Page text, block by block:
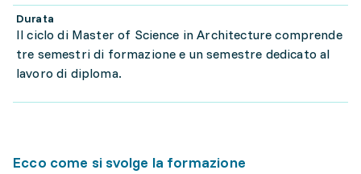
Durata
Il ciclo di Master of Science in Architecture comprende
tre semestri di formazione e un semestre dedicato al
lavoro di diploma.
Ecco come si svolge la formazione